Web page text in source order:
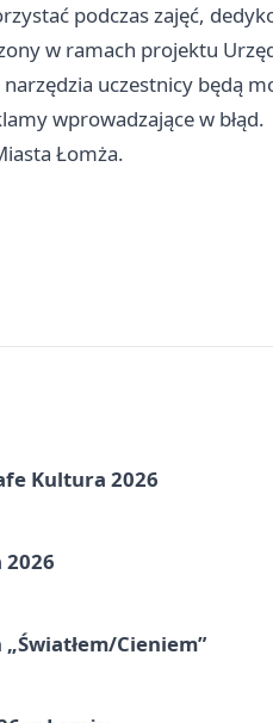
podczas zajęć,
w ramach projektu
uczestnicy będą
wprowadzające w błąd.
Łomża.
Kultura 2026
Cieniem”